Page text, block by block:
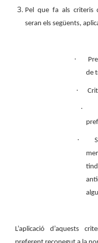
Pel que fa als criteris
seran els següents,
·
de
·
·
·
L’aplicació d’aquests